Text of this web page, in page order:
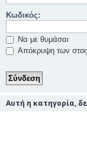
Κωδικός:
Να με θυμάσαι
Απόκρυψη των
Αυτή η κατηγορία,